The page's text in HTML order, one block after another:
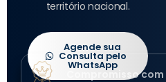
território nacional.
Agende sua
Consulta pelo
WhatsApp
Compromisso com